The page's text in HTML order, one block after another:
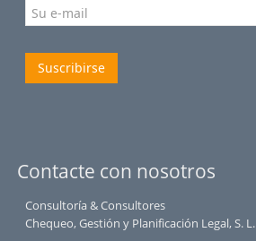
Suscribirse
Contacte con nosotros
Consultoría & Consultores
Chequeo, Gestión y Planificación Legal, S. L.